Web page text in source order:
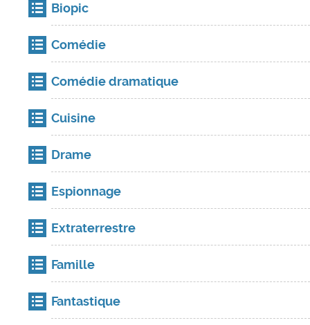
Biopic
Comédie
Comédie dramatique
Cuisine
Drame
Espionnage
Extraterrestre
Famille
Fantastique